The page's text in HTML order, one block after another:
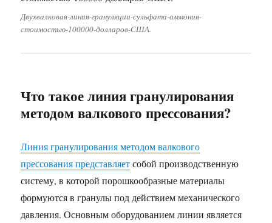
Двухвалковая-линия-грануляции-сульфата-аммония-
стоимостью-100000-долларов-США.
Что такое линия гранулирования
методом валкового прессования?
Линия гранулирования методом валкового
прессования представляетсобой производственную
систему, в которой порошкообразные материалы
формуются в гранулы под действием механического
давления. Основным оборудованием линии является